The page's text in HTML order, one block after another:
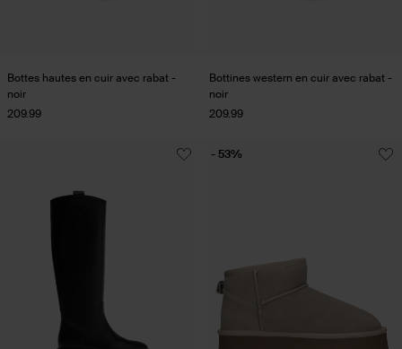
Bottes hautes en cuir avec rabat -
noir
209.99
Bottines western en cuir avec rabat -
noir
209.99
- 53%